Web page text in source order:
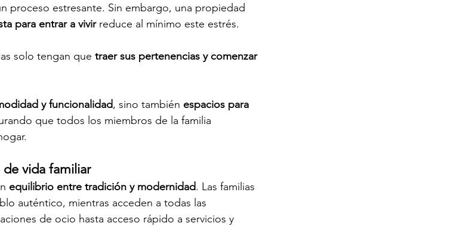
proceso estresante. Sin embargo, una propiedad
para entrar a vivir reduce al mínimo este estrés.
solo tengan que traer sus pertenencias y comenzar
y funcionalidad, sino también espacios para
que todos los miembros de la familia
vida familiar
equilibrio entre tradición y modernidad. Las familias
auténtico, mientras acceden a todas las
de ocio hasta acceso rápido a servicios y